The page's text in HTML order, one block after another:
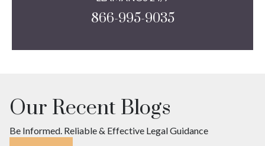
866-995-9035
Our Recent Blogs
Be Informed. Reliable & Effective Legal Guidance